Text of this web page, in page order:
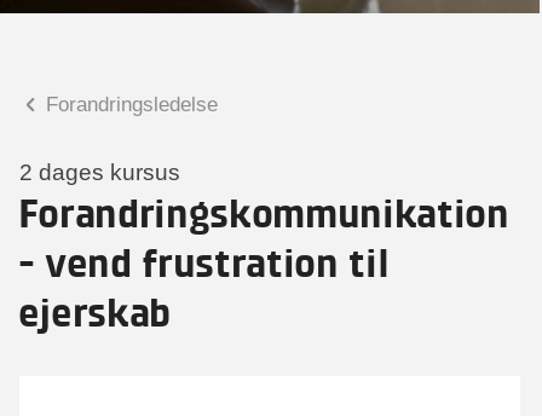
Forandringsledelse
2 dages kursus
Forandringskommunikation
- vend frustration til
ejerskab
Kitt Maria Rosenberg